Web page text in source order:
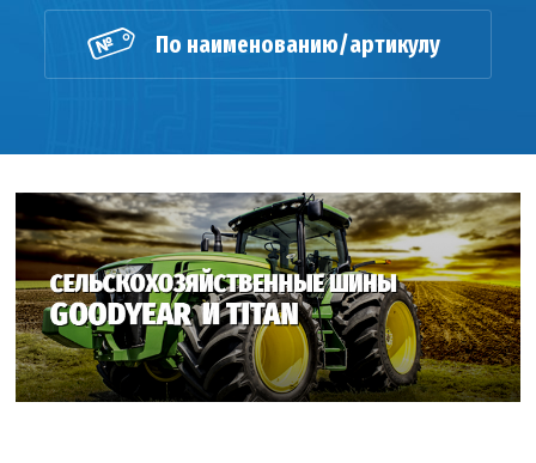
По наименованию/артикулу